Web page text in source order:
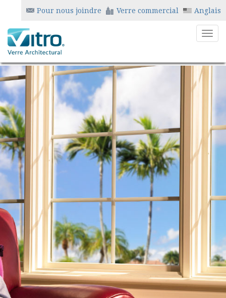
Pour nous joindre Verre commercial Anglais